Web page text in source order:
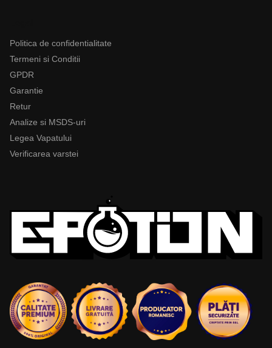
Politica de confidentialitate
Termeni si Conditii
GPDR
Garantie
Retur
Analize si MSDS-uri
Legea Vapatului
Verificarea varstei